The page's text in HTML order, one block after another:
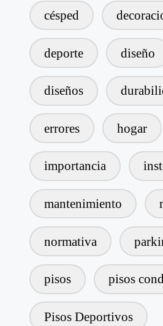
césped
deporte diseño
diseños
errores hogar
importancia
mantenimiento
normativa
pisos pisos
Pisos Deportivos